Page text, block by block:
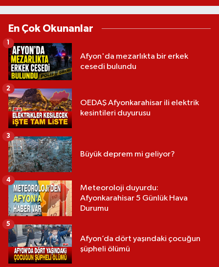
En Çok Okunanlar
Afyon'da mezarlıkta bir erkek
cesedi bulundu
1
OEDAŞ Afyonkarahisar ili elektrik
kesintileri duyurusu
2
Büyük deprem mi geliyor?
3
Meteoroloji duyurdu:
Afyonkarahisar 5 Günlük Hava
Durumu
4
Afyon’da dört yaşındaki çocuğun
şüpheli ölümü
5